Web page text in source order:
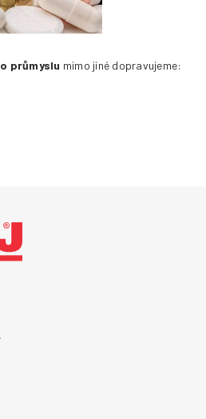
rataj@rataj.cz
průmyslu mimo jiné dopravujeme: